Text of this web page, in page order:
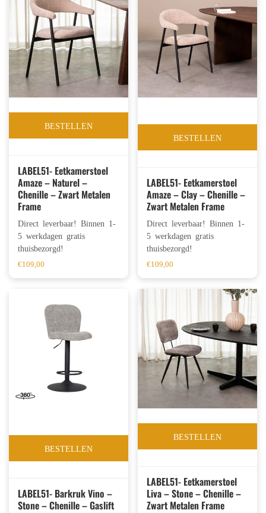
BESTELLEN
LABEL51- Eetkamerstoel
Amaze – Naturel –
Chenille – Zwart Metalen
Frame
Direct leverbaar! Binnen 1-
5 werkdagen gratis
thuisbezorgd!
€109,00
BESTELLEN
LABEL51- Eetkamerstoel
Amaze – Clay – Chenille –
Zwart Metalen Frame
Direct leverbaar! Binnen 1-
5 werkdagen gratis
thuisbezorgd!
€109,00
BESTELLEN
LABEL51- Barkruk Vino –
Stone – Chenille – Gaslift
BESTELLEN
LABEL51- Eetkamerstoel
Liva – Stone – Chenille –
Zwart Metalen Frame